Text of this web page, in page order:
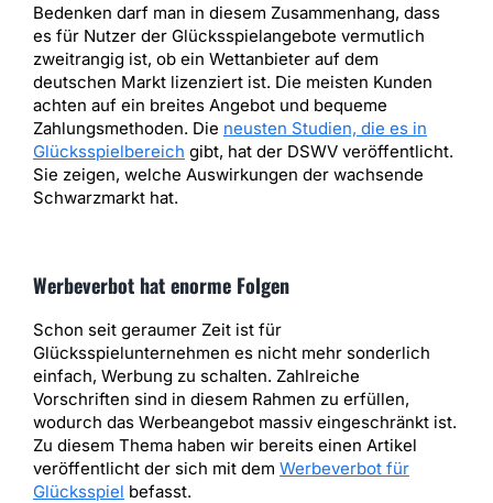
Bedenken darf man in diesem Zusammenhang, dass
es für Nutzer der Glücksspielangebote vermutlich
zweitrangig ist, ob ein Wettanbieter auf dem
deutschen Markt lizenziert ist. Die meisten Kunden
achten auf ein breites Angebot und bequeme
Zahlungsmethoden. Die neusten Studien, die es in
Glücksspielbereich gibt, hat der DSWV veröffentlicht.
Sie zeigen, welche Auswirkungen der wachsende
Schwarzmarkt hat.
Werbeverbot hat enorme Folgen
Schon seit geraumer Zeit ist für
Glücksspielunternehmen es nicht mehr sonderlich
einfach, Werbung zu schalten. Zahlreiche
Vorschriften sind in diesem Rahmen zu erfüllen,
wodurch das Werbeangebot massiv eingeschränkt ist.
Zu diesem Thema haben wir bereits einen Artikel
veröffentlicht der sich mit dem Werbeverbot für
Glücksspiel befasst.